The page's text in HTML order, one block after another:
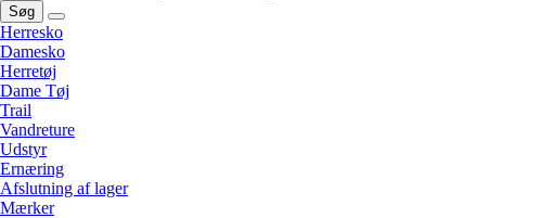
Søg
Herresko
Damesko
Herretøj
Dame Tøj
Trail
Vandreture
Udstyr
Ernæring
Afslutning af lager
Mærker